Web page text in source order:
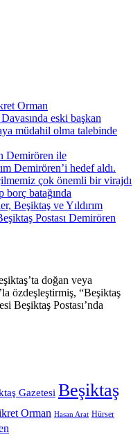
doğan veya
özdeşleştirmiş, “Beşiktaş
Beşiktaş Postası’nda
Gazetesi Beşiktaş
Orman Hasan Arat Hürser